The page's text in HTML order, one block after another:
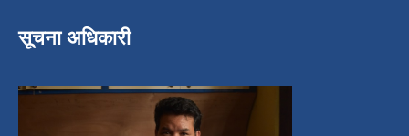
सूचना अधिकारी